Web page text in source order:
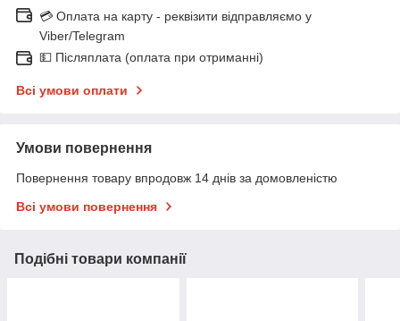
💳 Оплата на карту - реквізити відправляємо у
Viber/Telegram
💵 Післяплата (оплата при отриманні)
Всі умови оплати
Умови повернення
Повернення товару впродовж 14 днів за домовленістю
Всі умови повернення
Подібні товари компанії